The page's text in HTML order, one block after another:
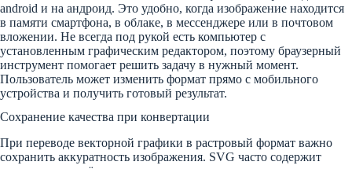
android и на андроид. Это удобно, когда изображение находится
в памяти смартфона, в облаке, в мессенджере или в почтовом
вложении. Не всегда под рукой есть компьютер с
установленным графическим редактором, поэтому браузерный
инструмент помогает решить задачу в нужный момент.
Пользователь может изменить формат прямо с мобильного
устройства и получить готовый результат.
Сохранение качества при конвертации
При переводе векторной графики в растровый формат важно
сохранить аккуратность изображения. SVG часто содержит